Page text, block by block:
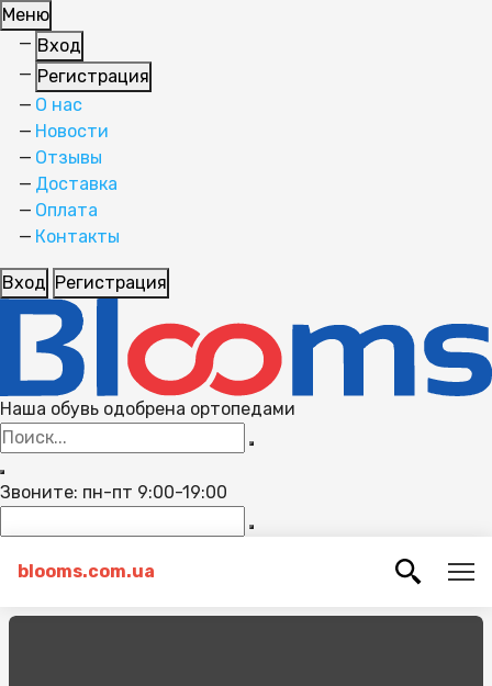
Меню
Вход
Регистрация
О нас
Новости
Отзывы
Доставка
Оплата
Контакты
Вход Регистрация
Наша обувь одобрена ортопедами
Звоните: пн-пт 9:00-19:00
blooms.com.ua